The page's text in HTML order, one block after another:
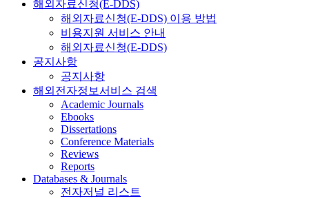
해외자료신청(E-DDS)
해외자료신청(E-DDS) 이용 방법
비용지원 서비스 안내
해외자료신청(E-DDS)
공지사항
공지사항
해외전자정보서비스 검색
Academic Journals
Ebooks
Dissertations
Conference Materials
Reviews
Reports
Databases & Journals
전자저널 리스트